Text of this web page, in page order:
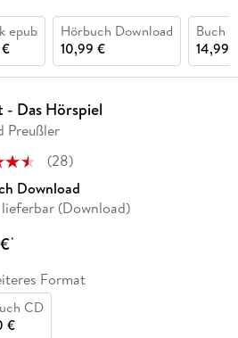
epub
Hörbuch Download
10,99 €
Buch
14,99
- Das Hörspiel
Preußler
(28)
Download
(Download)
*
Format
CD
€